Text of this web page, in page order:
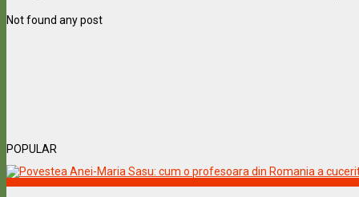
Not found any post
POPULAR